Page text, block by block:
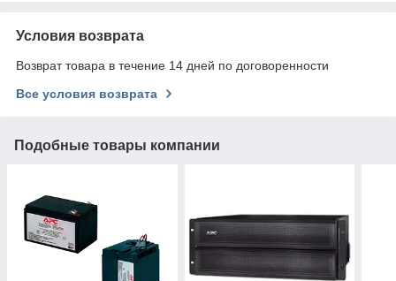
Условия возврата
Возврат товара в течение 14 дней по договоренности
Все условия возврата
Подобные товары компании